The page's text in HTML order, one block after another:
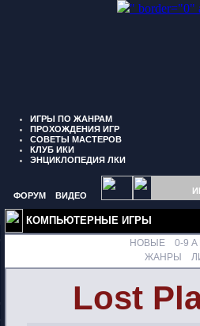
" border="0"
ИГРЫ ПО ЖАНРАМ
ПРОХОЖДЕНИЯ ИГР
СОВЕТЫ МАСТЕРОВ
КЛУБ ИКИ
ЭНЦИКЛОПЕДИЯ ЛКИ
ФОРУМ ВИДЕО
КОМПЬЮТЕРНЫЕ ИГРЫ
НОВЫЕ 0-9 A
ЖАНРЫ
Lost